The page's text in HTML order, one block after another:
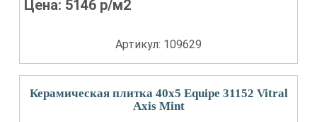
Цена: 5146 р/м2
Артикул: 109629
Керамическая плитка 40x5 Equipe 31152 Vitral
Axis Mint